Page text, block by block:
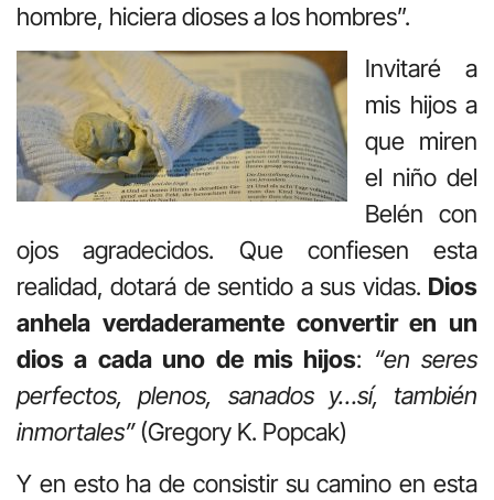
hombre, hiciera dioses a los hombres”.
Invitaré a
mis hijos a
que miren
el niño del
Belén con
ojos agradecidos. Que confiesen esta
realidad, dotará de sentido a sus vidas. Dios
anhela verdaderamente convertir en un
dios a cada uno de mis hijos: “en seres
perfectos, plenos, sanados y…sí, también
inmortales”(Gregory K. Popcak)
Y en esto ha de consistir su camino en esta